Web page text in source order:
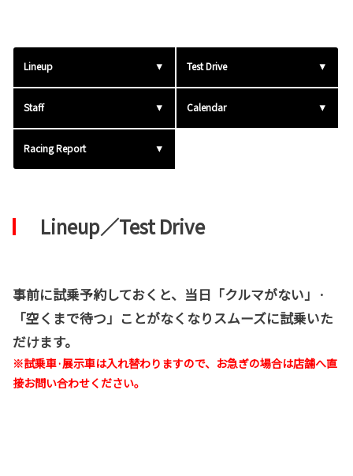
Lineup Test Drive
Staff Calendar
Racing Report
Lineup／Test Drive
事前に試乗予約しておくと、当日「クルマがない」·
「空くまで待つ」ことがなくなりスムーズに試乗いた
だけます。
※試乗車·展示車は入れ替わりますので、お急ぎの場合は店舗へ直
接お問い合わせください。